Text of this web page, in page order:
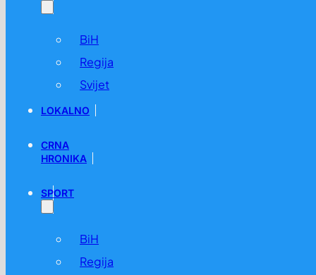
BiH
Regija
Svijet
LOKALNO
CRNA
HRONIKA
SPORT
BiH
Regija